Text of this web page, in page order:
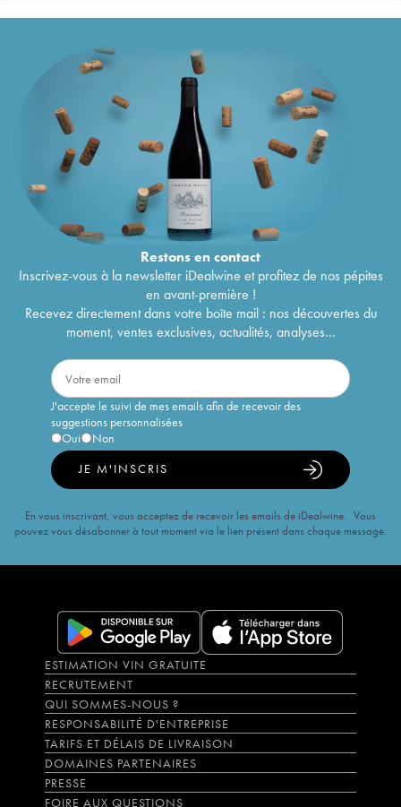
Restons encontact
Inscrivez-vous à la newsletter iDealwine et profitez de nos pépites
en avant-première !
Recevez directement dans votre boîte mail : nos découvertes du
moment, ventes exclusives, actualités, analyses...
J'accepte le suivi de mes emails afin de recevoir des
suggestions personnalisées
Oui
Non
JE M'INSCRIS
En vous inscrivant, vous acceptez de recevoir les emails de iDealwine. Vous
pouvez vous désabonner à tout moment via le lien présent dans chaque message.
ESTIMATION VIN GRATUITE
RECRUTEMENT
QUI SOMMES-NOUS ?
RESPONSABILITÉ D'ENTREPRISE
TARIFS ET DÉLAIS DE LIVRAISON
DOMAINES PARTENAIRES
PRESSE
FOIRE AUX QUESTIONS